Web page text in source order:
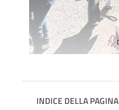
INDICE DELLA PAGINA